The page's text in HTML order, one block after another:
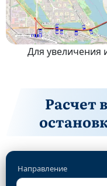
Для увеличения
Расчет
Направление